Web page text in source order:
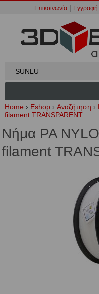
Επικοινωνία | Εγγραφή
Home › Eshop › Αναζήτηση ›
filament TRANSPARENT
Νήμα PA
filament